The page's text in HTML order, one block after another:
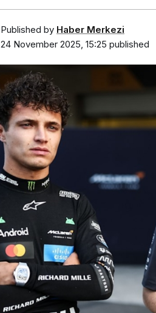
Published by Haber Merkezi
24 November 2025, 15:25 published